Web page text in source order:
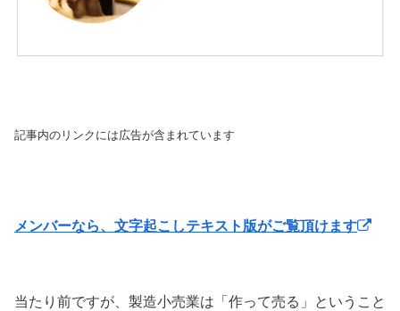
記事内のリンクには広告が含まれています
メンバーなら、文字起こしテキスト版がご覧頂けます
当たり前ですが、製造小売業は「作って売る」ということ